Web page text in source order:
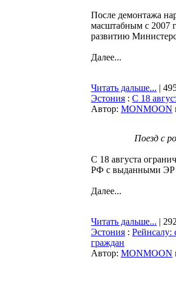
После демонтажа
масштабным с 2007
развитию
Далее...
Читать дальше... |
Эстония : С 18
Автор: MONMOON
Поезд с
С 18 августа
РФ с выданными ЭР
Далее...
Читать дальше... |
Эстония : Рейнсалу:
граждан
Автор: MONMOON